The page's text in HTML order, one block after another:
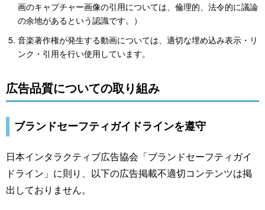
画のキャプチャー画像の引用については、倫理的、法令的に議論
の余地があるという認識です。）
音楽著作権が発生する動画については、適切な埋め込み表示・リ
ンク・引用を行い使用しています。
広告品質についての取り組み
ブランドセーフティガイドラインを遵守
日本インタラクティブ広告協会「ブランドセーフティガイ
ドライン」に則り、以下の広告掲載不適切コンテンツは掲
出しておりません。